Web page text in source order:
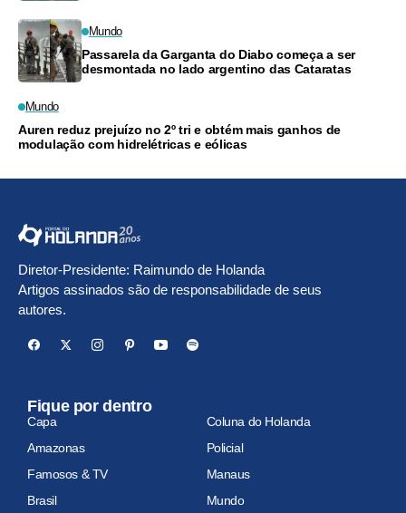
Mundo
Passarela da Garganta do Diabo começa a ser
desmontada no lado argentino das Cataratas
Mundo
Auren reduz prejuízo no 2º tri e obtém mais ganhos de
modulação com hidrelétricas e eólicas
Diretor-Presidente: Raimundo de Holanda
Artigos assinados são de responsabilidade de seus
autores.
Fique por dentro
Capa
Coluna do Holanda
Amazonas
Policial
Famosos & TV
Manaus
Brasil
Mundo